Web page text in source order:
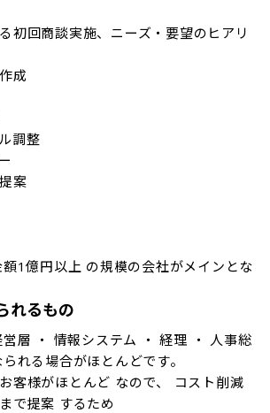
初回商談実施、ニーズ・要望のヒアリ
成
調整
案
1億円以上 の規模の会社がメインとな
れるもの
層 ・ 情報システム ・ 経理 ・ 人事総
れる場合がほとんどです。
客様がほとんど なので、 コスト削減
で提案 するため